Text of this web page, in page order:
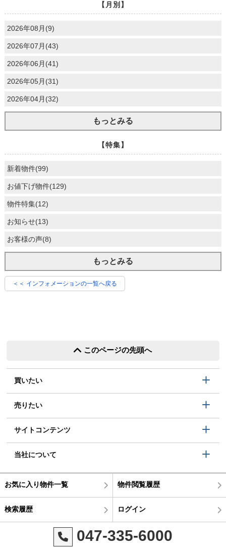
【月別】
2026年08月(9)
2026年07月(43)
2026年06月(41)
2026年05月(31)
2026年04月(32)
もっとみる
【特集】
新着物件(99)
お値下げ物件(129)
物件特集(12)
お知らせ(13)
お客様の声(8)
もっとみる
＜＜ インフォメーションの一覧へ戻る
このページの先頭へ
買いたい
売りたい
サイトコンテンツ
当社について
お気に入り物件一覧 物件閲覧履歴
検索履歴 ログイン
047-335-6000